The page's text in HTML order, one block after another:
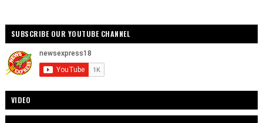
SUBSCRIBE OUR YOUTUBE CHANNEL
VIDEO